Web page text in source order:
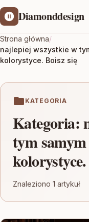
Diamonddesign
Strona główna/
najlepiej wszystkie w
kolorystyce. Boisz się
KATEGORIA
Kategoria:
tym
Znaleziono 1 artykuł